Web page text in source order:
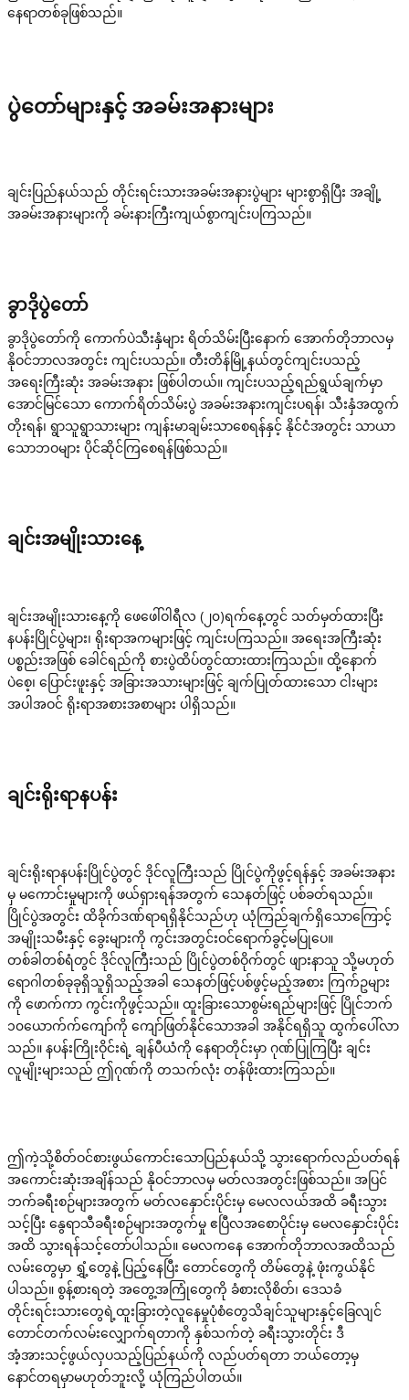
နေရာတစ်ခုဖြစ်သည်။
ပွဲတော်များနှင့် အခမ်းအနားများ
ချင်းပြည်နယ်သည် တိုင်းရင်းသားအခမ်းအနားပွဲများ များစွာရှိပြီး အချို့
အခမ်းအနားများကို ခမ်းနားကြီးကျယ်စွာကျင်းပကြသည်။
ခွာဒိုပွဲတော်
ခွာဒိုပွဲတော်ကို ကောက်ပဲသီးနှံများ ရိတ်သိမ်းပြီးနောက် အောက်တိုဘာလမှ
နိုဝင်ဘာလအတွင်း ကျင်းပသည်။ တီးတိန်မြို့နယ်တွင်ကျင်းပသည့်
အရေးကြီးဆုံး အခမ်းအနား ဖြစ်ပါတယ်။ ကျင်းပသည့်ရည်ရွယ်ချက်မှာ
အောင်မြင်သော ကောက်ရိတ်သိမ်းပွဲ အခမ်းအနားကျင်းပရန်၊ သီးနှံအထွက်
တိုးရန်၊ ရွာသူရွာသားများ ကျန်းမာချမ်းသာစေရန်နှင့် နိုင်ငံအတွင်း သာယာ
သောဘဝများ ပိုင်ဆိုင်ကြစေရန်ဖြစ်သည်။
ချင်းအမျိုးသားနေ့
ချင်းအမျိုးသားနေ့ကို ဖေဖေါ်ဝါရီလ (၂၀)ရက်နေ့တွင် သတ်မှတ်ထားပြီး
နပန်းပြိုင်ပွဲများ၊ ရိုးရာအကများဖြင့် ကျင်းပကြသည်။ အရေးအကြီးဆုံး
ပစ္စည်းအဖြစ် ခေါင်ရည်ကို စားပွဲထိပ်တွင်ထားထားကြသည်။ ထို့နောက်
ပဲစေ့၊ ပြောင်းဖူးနှင့် အခြားအသားများဖြင့် ချက်ပြုတ်ထားသော ငါးများ
အပါအဝင် ရိုးရာအစားအစာများ ပါရှိသည်။
ချင်းရိုးရာနပန်း
ချင်းရိုးရာနပန်းပြိုင်ပွဲတွင် ဒိုင်လူကြီးသည် ပြိုင်ပွဲကိုဖွင့်ရန်နှင့် အခမ်းအနား
မှ မကောင်းမှုများကို ဖယ်ရှားရန်အတွက် သေနတ်ဖြင့် ပစ်ခတ်ရသည်။
ပြိုင်ပွဲအတွင်း ထိခိုက်ဒဏ်ရာရရှိနိုင်သည်ဟု ယုံကြည်ချက်ရှိသောကြောင့်
အမျိုးသမီးနှင့် ခွေးများကို ကွင်းအတွင်းဝင်ရောက်ခွင့်မပြုပေ။
တစ်ခါတစ်ရံတွင် ဒိုင်လူကြီးသည် ပြိုင်ပွဲတစ်ဝိုက်တွင် ဖျားနာသူ သို့မဟုတ်
ရောဂါတစ်ခုခုရှိသူရှိသည့်အခါ သေနတ်ဖြင့်ပစ်ဖွင့်မည့်အစား ကြက်ဥများ
ကို ဖောက်ကာ ကွင်းကိုဖွင့်သည်။ ထူးခြားသောစွမ်းရည်များဖြင့် ပြိုင်ဘက်
၁၀ယောက်က်ကျော်ကို ကျော်ဖြတ်နိုင်သောအခါ အနိုင်ရရှိသူ ထွက်ပေါ်လာ
သည်။ နပန်းကြိုးဝိုင်းရဲ့ ချန်ပီယံကို နေရာတိုင်းမှာ ဂုဏ်ပြုကြပြီး ချင်း
လူမျိုးများသည် ဤဂုဏ်ကို တသက်လုံး တန်ဖိုးထားကြသည်။
ဤကဲ့သို့စိတ်ဝင်စားဖွယ်ကောင်းသောပြည်နယ်သို့ သွားရောက်လည်ပတ်ရန်
အကောင်းဆုံးအချိန်သည် နိုဝင်ဘာလမှ မတ်လအတွင်းဖြစ်သည်။ အပြင်
ဘက်ခရီးစဉ်များအတွက် မတ်လနှောင်းပိုင်းမှ မေလလယ်အထိ ခရီးသွား
သင့်ပြီး နွေရာသီခရီးစဉ်များအတွက်မှု ဧပြီလအစောပိုင်းမှ မေလနှောင်းပိုင်း
အထိ သွားရန်သင့်တော်ပါသည်။ မေလကနေ အောက်တိုဘာလအထိသည်
လမ်းတွေမှာ ရွှံ့တွေနဲ့ ပြည့်နေပြီး တောင်တွေကို တိမ်တွေနဲ့ ဖုံးကွယ်နိုင်
ပါသည်။ စွန့်စားရတဲ့ အတွေ့အကြုံတွေကို ခံစားလိုစိတ်၊ ဒေသခံ
တိုင်းရင်းသားတွေရဲ့ထူးခြားတဲ့လူနေမှုပုံစံတွေသိချင်သူများနှင့်ခြေလျင်
တောင်တက်လမ်းလျှောက်ရတာကို နှစ်သက်တဲ့ ခရီးသွားတိုင်း ဒီ
အံ့အားသင့်ဖွယ်လှပသည့်ပြည်နယ်ကို လည်ပတ်ရတာ ဘယ်တော့မှ
နောင်တရမှာမဟုတ်ဘူးလို့ ယုံကြည်ပါတယ်။